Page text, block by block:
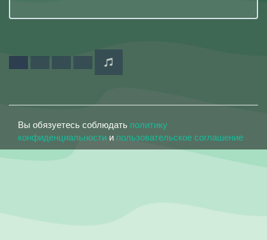
Вы обязуетесь соблюдать политику
конфиденциальности и пользовательское соглашение